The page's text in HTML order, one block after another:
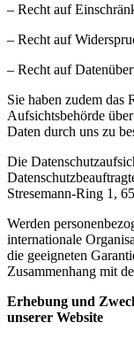
– Recht auf
– Recht auf
– Recht auf
Sie haben zudem das
Aufsichtsbehörde
Daten durch uns zu
Die
Stresemann-Ring 1,
Werden
internationale
die geeigneten
Zusammenhang mit
Erhebung und
unserer Website